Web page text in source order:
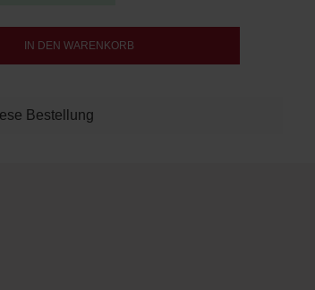
Wert ein oder
IN DEN WARENKORB
Bestellung